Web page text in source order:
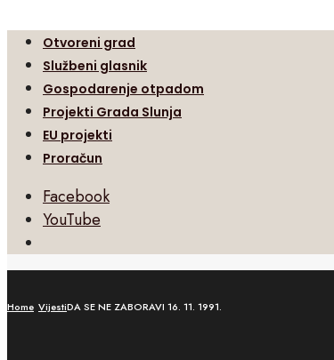
Otvoreni grad
Službeni glasnik
Gospodarenje otpadom
Projekti Grada Slunja
EU projekti
Proračun
Facebook
YouTube
Search
Home VijestiDA SE NE ZABORAVI 16. 11. 1991.